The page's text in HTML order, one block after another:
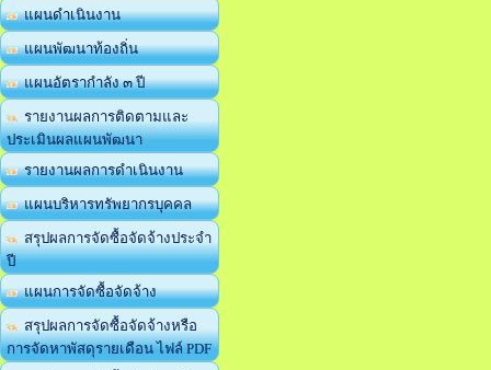
แผนดำเนินงาน
แผนพัฒนาท้องถิ่น
แผนอัตรากำลัง ๓ ปี
รายงานผลการติดตามและ
ประเมินผลแผนพัฒนา
รายงานผลการดำเนินงาน
แผนบริหารทรัพยากรบุคคล
สรุปผลการจัดซื้อจัดจ้างประจำ
ปี
แผนการจัดซื้อจัดจ้าง
สรุปผลการจัดซื้อจัดจ้างหรือ
การจัดหาพัสดุรายเดือน ไฟล์ PDF